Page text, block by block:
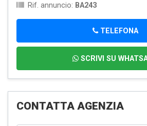
Rif. annuncio: BA243
TELEFONA
SCRIVI SU
CONTATTA AGENZIA